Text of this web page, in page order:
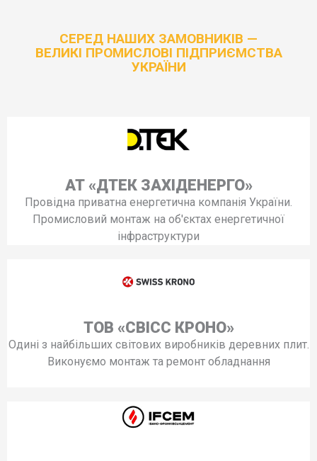
СЕРЕД НАШИХ ЗАМОВНИКІВ —
ВЕЛИКІ ПРОМИСЛОВІ ПІДПРИЄМСТВА
УКРАЇНИ
АТ «ДТЕК ЗАХІДЕНЕРГО»
Провідна приватна енергетична компанія України.
Промисловий монтаж на об'єктах енергетичної
інфраструктури
ТОВ «СВІСС КРОНО»
Одині з найбільших світових виробників деревних плит.
Виконуємо монтаж та ремонт обладнання